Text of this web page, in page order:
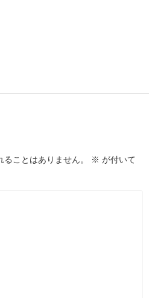
ことはありません。 ※ が付いて